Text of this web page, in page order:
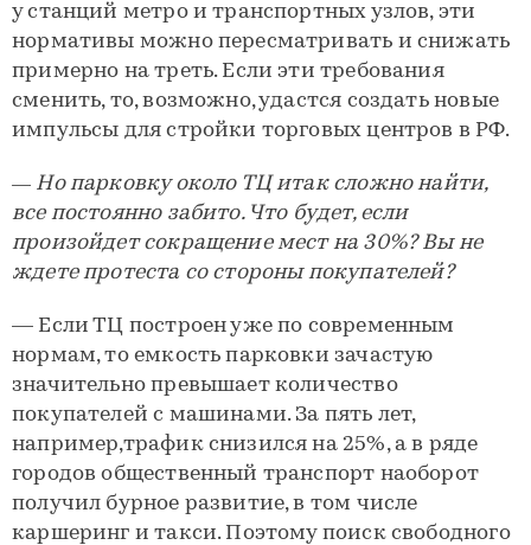
у станций метро и транспортных узлов, эти
нормативы можно пересматривать и снижать
примерно на треть. Если эти требования
сменить, то, возможно, удастся создать новые
импульсы для стройки торговых центров в РФ.
— Но парковку около ТЦ итак сложно найти,
все постоянно забито. Что будет, если
произойдет сокращение мест на 30%? Вы не
ждете протеста со стороны покупателей?
— Если ТЦ построен уже по современным
нормам, то емкость парковки зачастую
значительно превышает количество
покупателей с машинами. За пять лет,
например,трафик снизился на 25%, а в ряде
городов общественный транспорт наоборот
получил бурное развитие, в том числе
каршеринг и такси. Поэтому поиск свободного